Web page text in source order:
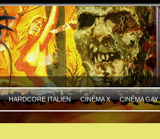
HARDCORE ITALIEN CINÉMA X CINÉMA GAY